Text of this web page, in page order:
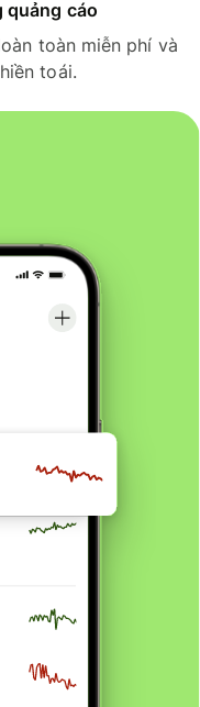
quảng cáo
toàn miễn phí và
toái.